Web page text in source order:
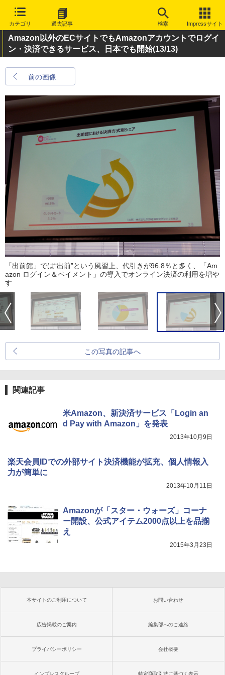
カテゴリ 過去記事 検索 Impressサイト
Amazon以外のECサイトでもAmazonアカウントでログイ
ン・決済できるサービス、日本でも開始(13/13)
前の画像
「出前館」では“出前”という風習上、代引きが96.8％と多く、「Am
azon ログイン＆ペイメント」の導入でオンライン決済の利用を増や
す
この写真の記事へ
関連記事
米Amazon、新決済サービス「Login an
d Pay with Amazon」を発表
2013年10月9日
楽天会員IDでの外部サイト決済機能が拡充、個人情報入
力が簡単に
2013年10月11日
Amazonが「スター・ウォーズ」コーナ
ー開設、公式アイテム2000点以上を品揃
え
2015年3月23日
本サイトのご利用について お問い合わせ
広告掲載のご案内 編集部へのご連絡
プライバシーポリシー 会社概要
インプレスグループ 特定商取引法に基づく表示